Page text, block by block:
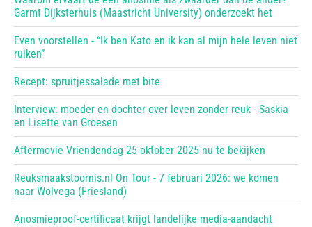
Garmt Dijksterhuis (Maastricht University) onderzoekt het
Even voorstellen - “Ik ben Kato en ik kan al mijn hele leven niet
ruiken”
Recept: spruitjessalade met bite
Interview: moeder en dochter over leven zonder reuk - Saskia
en Lisette van Groesen
Aftermovie Vriendendag 25 oktober 2025 nu te bekijken
Reuksmaakstoornis.nl On Tour - 7 februari 2026: we komen
naar Wolvega (Friesland)
Anosmieproof-certificaat krijgt landelijke media-aandacht